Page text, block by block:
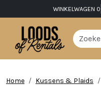
WINKELWAGEN 0
Home Kussens & Plaids